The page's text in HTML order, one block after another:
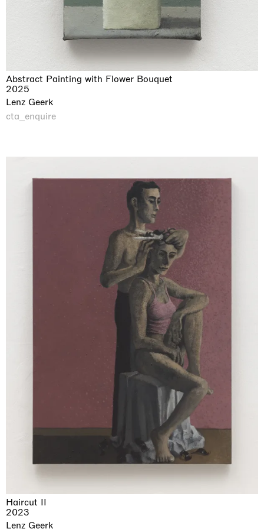
Abstract Painting with Flower Bouquet
2025
Lenz Geerk
cta_enquire
Haircut II
2023
Lenz Geerk